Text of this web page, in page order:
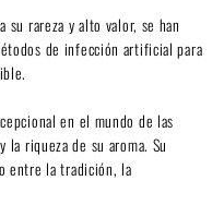
rareza y alto valor, se han
de infección artificial para
en el mundo de las
la riqueza de su aroma. Su
entre la tradición, la